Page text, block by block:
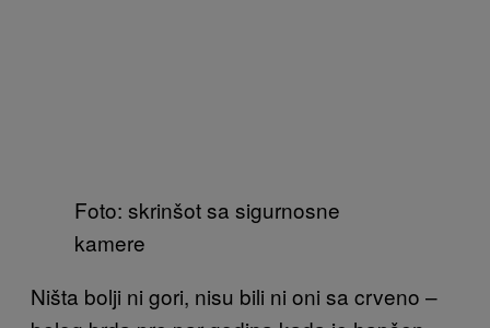
Foto: skrinšot sa sigurnosne
kamere
Ništa bolji ni gori, nisu bili ni oni sa crveno –